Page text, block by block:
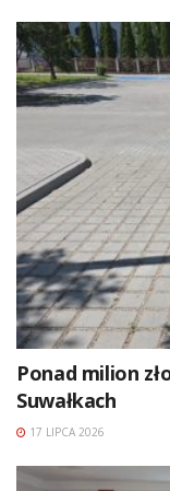
Ponad milion
Suwałkach
17 LIPCA 2026